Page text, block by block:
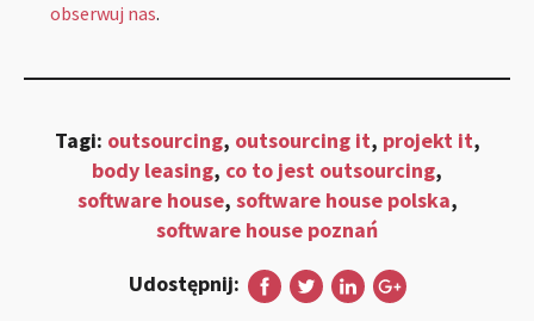
obserwuj nas.
Tagi: outsourcing, outsourcing it, projekt it,
body leasing, co to jest outsourcing,
software house, software house polska,
software house poznań
Udostępnij: